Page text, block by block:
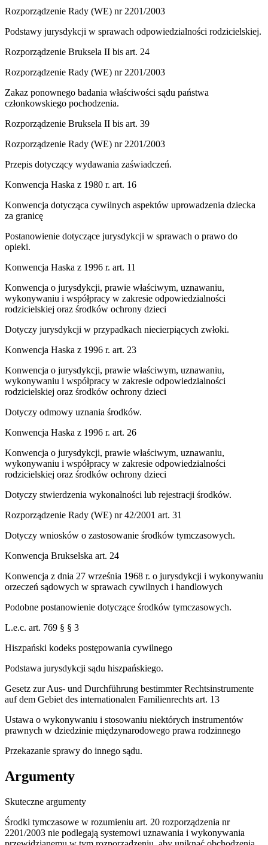
Rozporządzenie Rady (WE) nr 2201/2003
Podstawy jurysdykcji w sprawach odpowiedzialności rodzicielskiej.
Rozporządzenie Bruksela II bis art. 24
Rozporządzenie Rady (WE) nr 2201/2003
Zakaz ponownego badania właściwości sądu państwa
członkowskiego pochodzenia.
Rozporządzenie Bruksela II bis art. 39
Rozporządzenie Rady (WE) nr 2201/2003
Przepis dotyczący wydawania zaświadczeń.
Konwencja Haska z 1980 r. art. 16
Konwencja dotycząca cywilnych aspektów uprowadzenia dziecka
za granicę
Postanowienie dotyczące jurysdykcji w sprawach o prawo do
opieki.
Konwencja Haska z 1996 r. art. 11
Konwencja o jurysdykcji, prawie właściwym, uznawaniu,
wykonywaniu i współpracy w zakresie odpowiedzialności
rodzicielskiej oraz środków ochrony dzieci
Dotyczy jurysdykcji w przypadkach niecierpiących zwłoki.
Konwencja Haska z 1996 r. art. 23
Konwencja o jurysdykcji, prawie właściwym, uznawaniu,
wykonywaniu i współpracy w zakresie odpowiedzialności
rodzicielskiej oraz środków ochrony dzieci
Dotyczy odmowy uznania środków.
Konwencja Haska z 1996 r. art. 26
Konwencja o jurysdykcji, prawie właściwym, uznawaniu,
wykonywaniu i współpracy w zakresie odpowiedzialności
rodzicielskiej oraz środków ochrony dzieci
Dotyczy stwierdzenia wykonalności lub rejestracji środków.
Rozporządzenie Rady (WE) nr 42/2001 art. 31
Dotyczy wniosków o zastosowanie środków tymczasowych.
Konwencja Brukselska art. 24
Konwencja z dnia 27 września 1968 r. o jurysdykcji i wykonywaniu
orzeczeń sądowych w sprawach cywilnych i handlowych
Podobne postanowienie dotyczące środków tymczasowych.
L.e.c. art. 769 § § 3
Hiszpański kodeks postępowania cywilnego
Podstawa jurysdykcji sądu hiszpańskiego.
Gesetz zur Aus‑ und Durchführung bestimmter Rechtsinstrumente
auf dem Gebiet des internationalen Familienrechts art. 13
Ustawa o wykonywaniu i stosowaniu niektórych instrumentów
prawnych w dziedzinie międzynarodowego prawa rodzinnego
Przekazanie sprawy do innego sądu.
Argumenty
Skuteczne argumenty
Środki tymczasowe w rozumieniu art. 20 rozporządzenia nr
2201/2003 nie podlegają systemowi uznawania i wykonywania